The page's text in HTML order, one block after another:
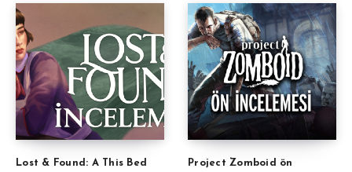
Lost & Found: A This Bed
Project Zomboid ön